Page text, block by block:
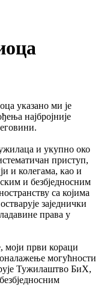
указано ми је
најбројније
и укупно око
приступ,
и колегама, као и
и безбједносним
са којима
заједнички
права у
моји први кораци
могућности
Тужилаштво БиХ,